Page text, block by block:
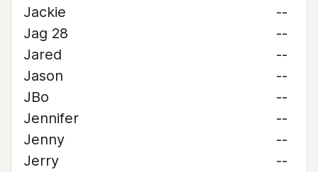
Jackie
--
Jag 28
--
Jared
--
Jason
--
JBo
--
Jennifer
--
Jenny
--
Jerry
--